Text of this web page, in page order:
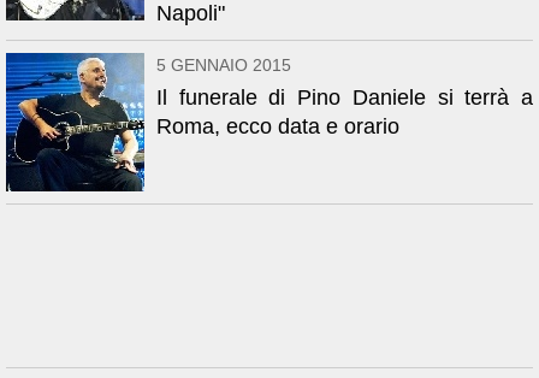
Napoli"
5 GENNAIO 2015
Il funerale di Pino Daniele si terrà a
Roma, ecco data e orario